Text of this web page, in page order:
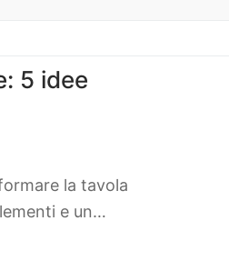
5 idee
la tavola
e un…